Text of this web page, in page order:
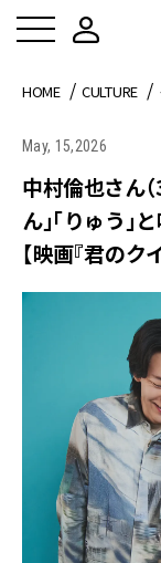
HOME CULTURE
May, 15,2026
中村倫也さん
ん」「りゅう
【映画『君のク